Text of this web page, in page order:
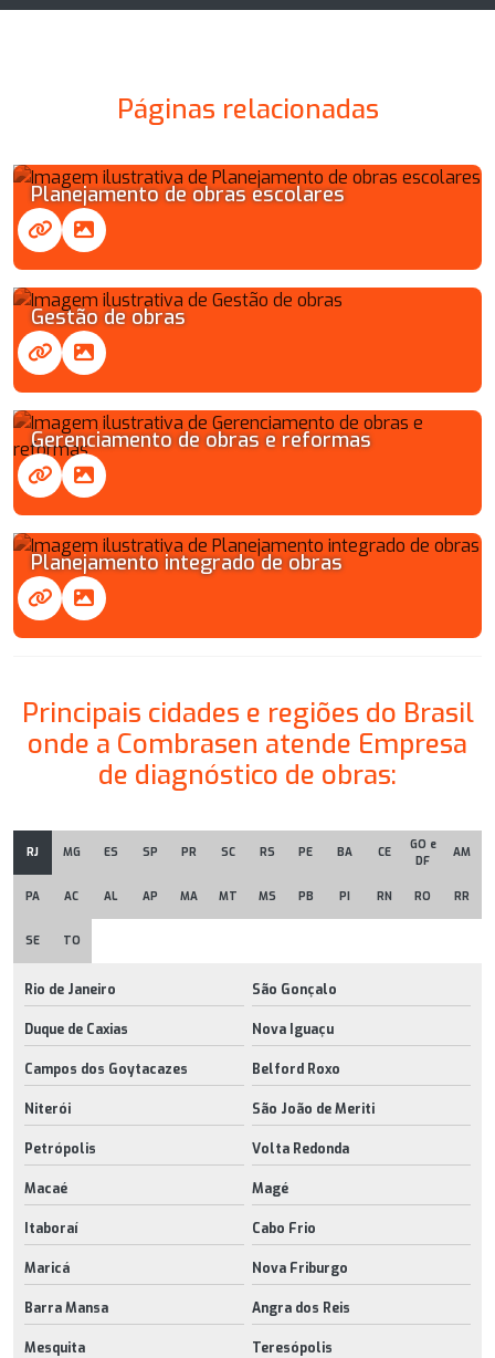
Páginas relacionadas
Planejamento de obras escolares
Gestão de obras
Gerenciamento de obras e reformas
Planejamento integrado de obras
Principais cidades e regiões do Brasil
onde a Combrasen atende Empresa
de diagnóstico de obras:
RJ MG ES SP PR SC RS PE BA CE
GO e
DF
AM
PA AC AL AP MA MT MS PB PI RN RO RR
SE TO
Rio de Janeiro São Gonçalo
Duque de Caxias Nova Iguaçu
Campos dos Goytacazes Belford Roxo
Niterói São João de Meriti
Petrópolis Volta Redonda
Macaé Magé
Itaboraí Cabo Frio
Maricá Nova Friburgo
Barra Mansa Angra dos Reis
Mesquita Teresópolis